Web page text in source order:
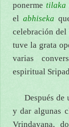
ponermetilaka
el abhiseka
celebración
tuve la grata
varias
espiritual
Después de
y dar algunas
Vrindavana,